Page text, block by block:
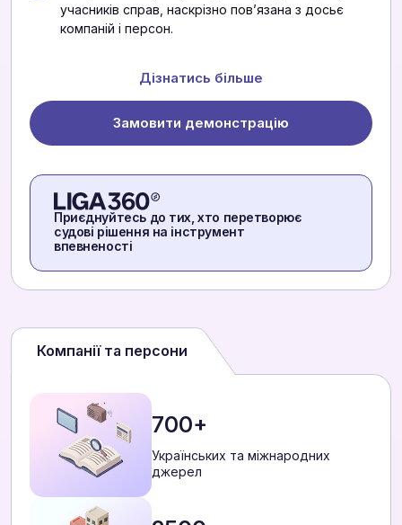
учасників справ, наскрізно повʼязана з досьє
компаній і персон.
Дізнатись більше
Замовити демонстрацію
Приєднуйтесь до тих, хто перетворює
судові рішення на інструмент
впевненості
Компанії та персони
700+
Українських та міжнародних
джерел